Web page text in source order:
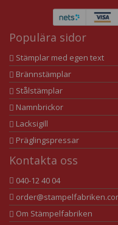
Populära sidor
Stämplar med egen text
Brännstämplar
Stålstämplar
Namnbrickor
Lacksigill
Präglingspressar
Kontakta oss
040-12 40 04
Om Stämpelfabriken